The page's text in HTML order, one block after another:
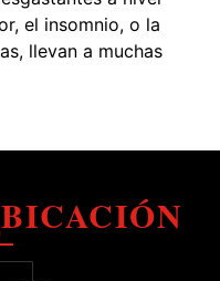
el insomnio, o la
llevan a muchas